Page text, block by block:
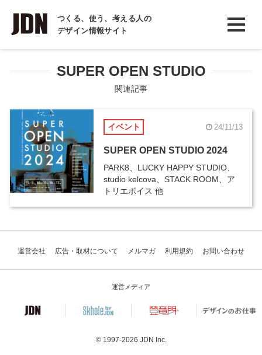
つくる、使う、考える人の
デザイン情報サイト
INTERVIEW
インタビュー
REPORT
COLUMN
コラム
SUPER OPEN STUDIO
関連記事
イベント 24/11/13
SUPER OPEN STUDIO 2024
PARK8、LUCKY HAPPY STUDIO、
studio kelcova、STACK ROOM、ア
トリエボイス 他
運営会社 広告・取材について メルマガ 利用規約 お問い合わせ
運営メディア
© 1997-2026 JDN Inc.